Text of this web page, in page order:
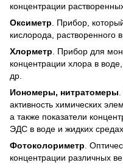
концентрации
Оксиметр . Прибор,
кислорода, растворенного
Хлорметр . Прибор для
концентрации хлора в
др.
Иономеры, нитратомеры
активность химических
а также показатели
ЭДС в воде и жидких
Фотоколориметр .
концентрации различных